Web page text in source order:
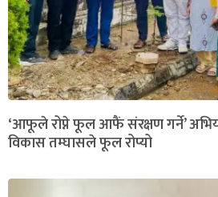
‘आफूले रोप्ने फूल आफैं संरक्षण गर्ने’
विकास तम्घासले फूल रोप्यो